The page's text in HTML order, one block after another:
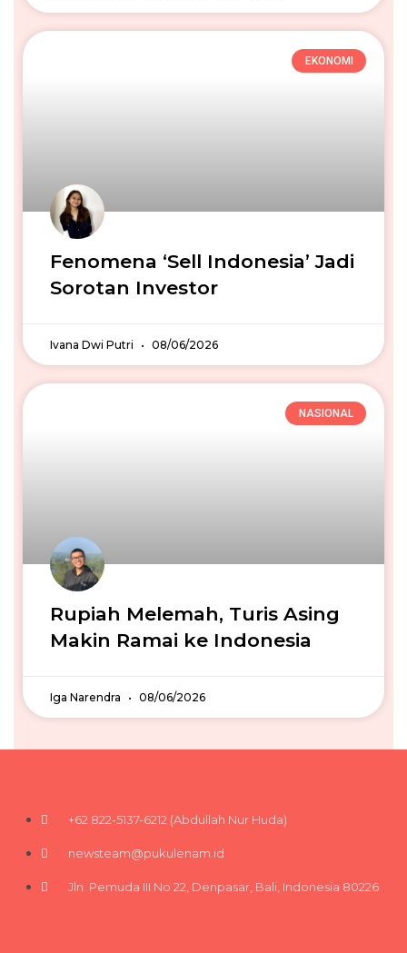
EKONOMI
Fenomena ‘Sell Indonesia’ Jadi
Sorotan Investor
Ivana Dwi Putri 08/06/2026
NASIONAL
Rupiah Melemah, Turis Asing
Makin Ramai ke Indonesia
Iga Narendra 08/06/2026
+62 822-5137-6212 (Abdullah Nur Huda)
newsteam@pukulenam.id
Jln. Pemuda III No 22, Denpasar, Bali, Indonesia 80226